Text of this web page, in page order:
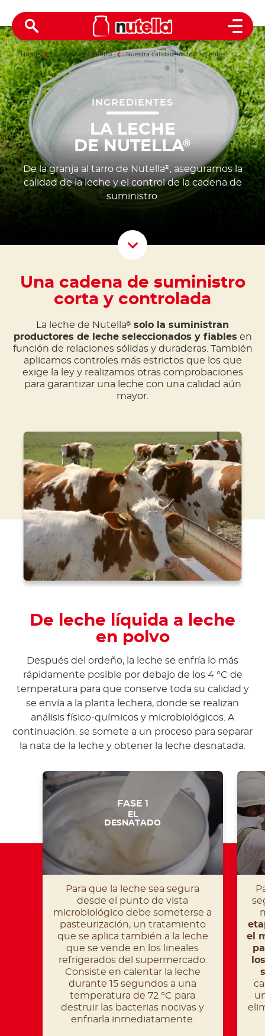
Open
Home Nutella®por dentro Nuestra calidad: los ingredientes
INGREDIENTES
LA LECHE
DE NUTELLA®
De la granja al tarro de Nutella® , aseguramos la
calidad de la leche y el control de la cadena de
suministro.
Scroll
Una cadena de suministro
corta y controlada
La leche de Nutella® solo la suministran
productores de leche seleccionados y fiables en
función de relaciones sólidas y duraderas. También
aplicamos controles más estrictos que los que
exige la ley y realizamos otras comprobaciones
para garantizar una leche con una calidad aún
mayor.
De leche líquida a leche
en polvo
Después del ordeño, la leche se enfría lo más
rápidamente posible por debajo de los 4 °C de
temperatura para que conserve toda su calidad y
se envía a la planta lechera, donde se realizan
análisis físico-químicos y microbiológicos. A
continuación. se somete a un proceso para separar
la nata de la leche y obtener la leche desnatada.
FASE 1
EL
DESNATADO
Para que la leche sea segura
desde el punto de vista
microbiológico debe someterse a
pasteurización, un tratamiento
que se aplica también a la leche
que se vende en los lineales
refrigerados del supermercado.
Consiste en calentar la leche
durante 15 segundos a una
temperatura de 72 °C para
destruir las bacterias nocivas y
enfriarla inmediatamente.
el